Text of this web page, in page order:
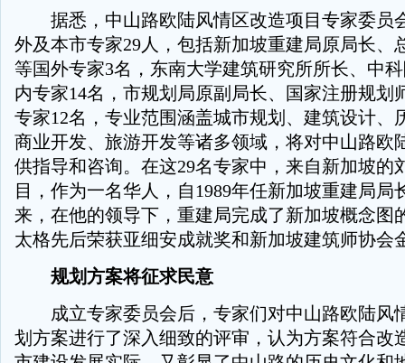
据悉，中山路欧陆风情区改造项目专家委员
外及本市专家29人，包括新加坡重建局原局长、
等国外专家3名，东南大学建筑研究所所长、中
内专家14名，市规划局原副局长、国家注册规划
专家12名，专业范围涵盖城市规划、建筑设计、
商业开发、旅游开发等诸多领域，将对中山路欧
供指导和咨询。在这29名专家中，来自新加坡的
目，作为一名华人，自1989年任新加坡重建局局
来，在他的领导下，重建局完成了新加坡概念图
太格先后荣获亚细安成就奖和新加坡建筑师协会
规划方案将征求民意
成立专家委员会后，专家们对中山路欧陆风
划方案进行了深入细致的评审，认为方案符合改